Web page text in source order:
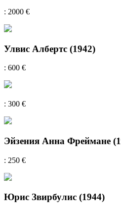
: 2000 €
Улвис Албертс (1942)
: 600 €
: 300 €
Эйзения Анна Фреймане
: 250 €
Юрис Звирбулис (1944)